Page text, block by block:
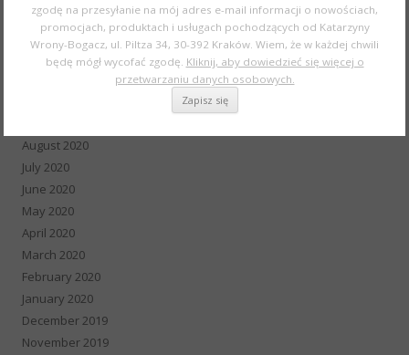
February 2021
January 2021
December 2020
August 2020
July 2020
June 2020
May 2020
April 2020
March 2020
February 2020
January 2020
December 2019
November 2019
zgodę na przesyłanie na mój adres e-mail informacji o nowościach,
promocjach, produktach i usługach pochodzących od Katarzyny
Wrony-Bogacz, ul. Piltza 34, 30-392 Kraków. Wiem, że w każdej chwili
będę mógł wycofać zgodę. Kliknij, aby dowiedzieć się więcej o
przetwarzaniu danych osobowych.